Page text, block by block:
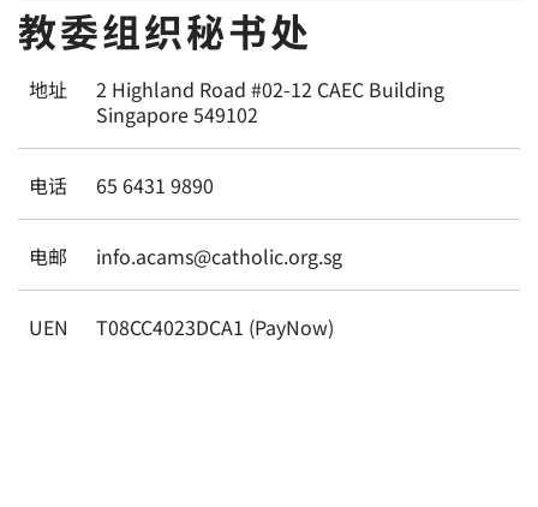
教委组织秘书处
地址
2 Highland Road #02-12 CAEC Building
Singapore 549102
电话 65 6431 9890
电邮 info.acams@catholic.org.sg
UEN T08CC4023DCA1 (PayNow)